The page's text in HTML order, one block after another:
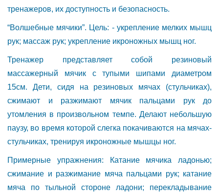
тренажеров, их доступность и безопасность.
“Волшебные мячики”. Цель: - укрепление мелких мышц
рук; массаж рук; укрепление икроножных мышц ног.
Тренажер представляет собой резиновый
массажерный мячик с тупыми шипами диаметром
15см. Дети, сидя на резиновых мячах (стульчиках),
сжимают и разжимают мячик пальцами рук до
утомления в произвольном темпе. Делают небольшую
паузу, во время которой слегка покачиваются на мячах-
стульчиках, тренируя икроножные мышцы ног.
Примерные упражнения: Катание мячика ладонью;
сжимание и разжимание мяча пальцами рук; катание
мяча по тыльной стороне ладони; перекладывание